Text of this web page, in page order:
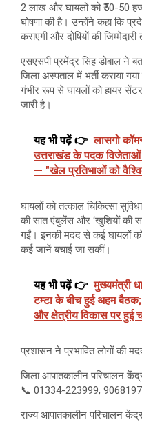
2 लाख और घायलों को ₹50-50
घोषणा की है। उन्होंने कहा कि
कराएगी और दोषियों की
एसएसपी प्रमेंद्र सिंह डोबाल ने
जिला अस्पताल में भर्ती कराया
गंभीर रूप से घायलों को हायर
जारी है।
यह भी पढ़ें 👉 लासगो
उत्तराखंड के पदक विजेताओं
— "खेल प्रतिभाओं को
घायलों को तत्काल चिकित्सा
की सात एंबुलेंस और ‘खुशियों की
गईं। इनकी मदद से कई घायलों
कई जानें बचाई जा सकीं।
यह भी पढ़ें 👉 मुख्यमंत्री
टम्टा के बीच हुई अहम
और क्षेत्रीय विकास पर हुई
प्रशासन ने प्रभावित लोगों की
जिला आपातकालीन परिचालन केंद्र,
📞 01334-223999,
राज्य आपातकालीन परिचालन